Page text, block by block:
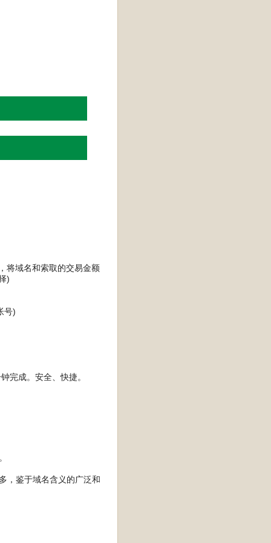
将域名和索取的交易金额
)
号)
成。安全、快捷。
，鉴于域名含义的广泛和